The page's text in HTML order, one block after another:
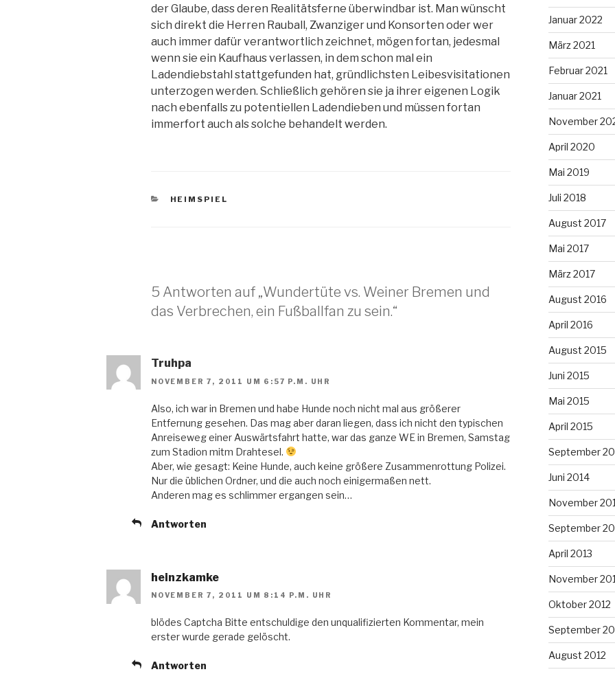
der Glaube, dass deren Realitätsferne überwindbar ist. Man wünscht
sich direkt die Herren Rauball, Zwanziger und Konsorten oder wer
auch immer dafür verantwortlich zeichnet, mögen fortan, jedesmal
wenn sie ein Kaufhaus verlassen, in dem schon mal ein
Ladendiebstahl stattgefunden hat, gründlichsten Leibesvisitationen
unterzogen werden. Schließlich gehören sie ja ihrer eigenen Logik
nach ebenfalls zu potentiellen Ladendieben und müssen fortan
immerfort auch als solche behandelt werden.
KATEGORIEN
HEIMSPIEL
5 Antworten auf „Wundertüte vs. Weiner Bremen und
das Verbrechen, ein Fußballfan zu sein.“
Truhpa
NOVEMBER 7, 2011 UM 6:57 P.M. UHR
Also, ich war in Bremen und habe Hunde noch nicht mal aus größerer
Entfernung gesehen. Das mag aber daran liegen, dass ich nicht den typischen
Anreiseweg einer Auswärtsfahrt hatte, war das ganze WE in Bremen, Samstag
zum Stadion mitm Drahtesel.
Aber, wie gesagt: Keine Hunde, auch keine größere Zusammenrottung Polizei.
Nur die üblichen Ordner, und die auch noch einigermaßen nett.
Anderen mag es schlimmer ergangen sein…
Antworten
heinzkamke
NOVEMBER 7, 2011 UM 8:14 P.M. UHR
blödes Captcha Bitte entschuldige den unqualifizierten Kommentar, mein
erster wurde gerade gelöscht.
Antworten
Januar 2022
März 2021
Februar 2021
Januar 2021
November
April 2020
Mai 2019
Juli 2018
August 2017
Mai 2017
März 2017
August 2016
April 2016
August 2015
Juni 2015
Mai 2015
April 2015
September
Juni 2014
November
September
April 2013
November
Oktober 2012
September
August 2012